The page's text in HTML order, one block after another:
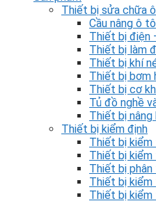
Thiết bị sửa chữa
Cầu nâng ô tô
Thiết bị điện
Thiết bị làm
Thiết bị khí
Thiết bị bơm
Thiết bị cơ
Tủ đồ nghề
Thiết bị
Thiết bị kiểm định
Thiết bị kiểm
Thiết bị
Thiết bị
Thiết bị kiểm
Thiết bị